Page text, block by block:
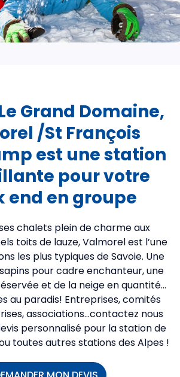
Grand Domaine,
/St François
est une station
pour votre
end en groupe
chalets plein de charme aux
toits de lauze, Valmorel est l’une
les plus typiques de Savoie. Une
pour cadre enchanteur, une
et de la neige en quantité…
au paradis! Entreprises, comités
associations…contactez nous
personnalisé pour la station de
toutes autres stations des Alpes !